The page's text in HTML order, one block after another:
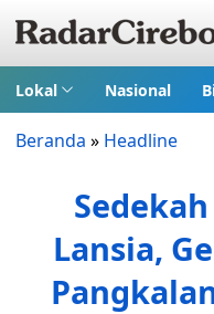
Lokal Nasional
Beranda » Headline
Lansia,